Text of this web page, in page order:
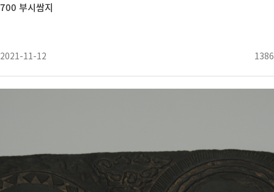
700 부시쌈지
2021-11-12 1386